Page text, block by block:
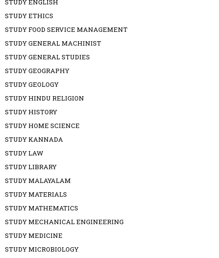
STUDY ENGLISH
STUDY ETHICS
STUDY FOOD SERVICE MANAGEMENT
STUDY GENERAL MACHINIST
STUDY GENERAL STUDIES
STUDY GEOGRAPHY
STUDY GEOLOGY
STUDY HINDU RELIGION
STUDY HISTORY
STUDY HOME SCIENCE
STUDY KANNADA
STUDY LAW
STUDY LIBRARY
STUDY MALAYALAM
STUDY MATERIALS
STUDY MATHEMATICS
STUDY MECHANICAL ENGINEERING
STUDY MEDICINE
STUDY MICROBIOLOGY